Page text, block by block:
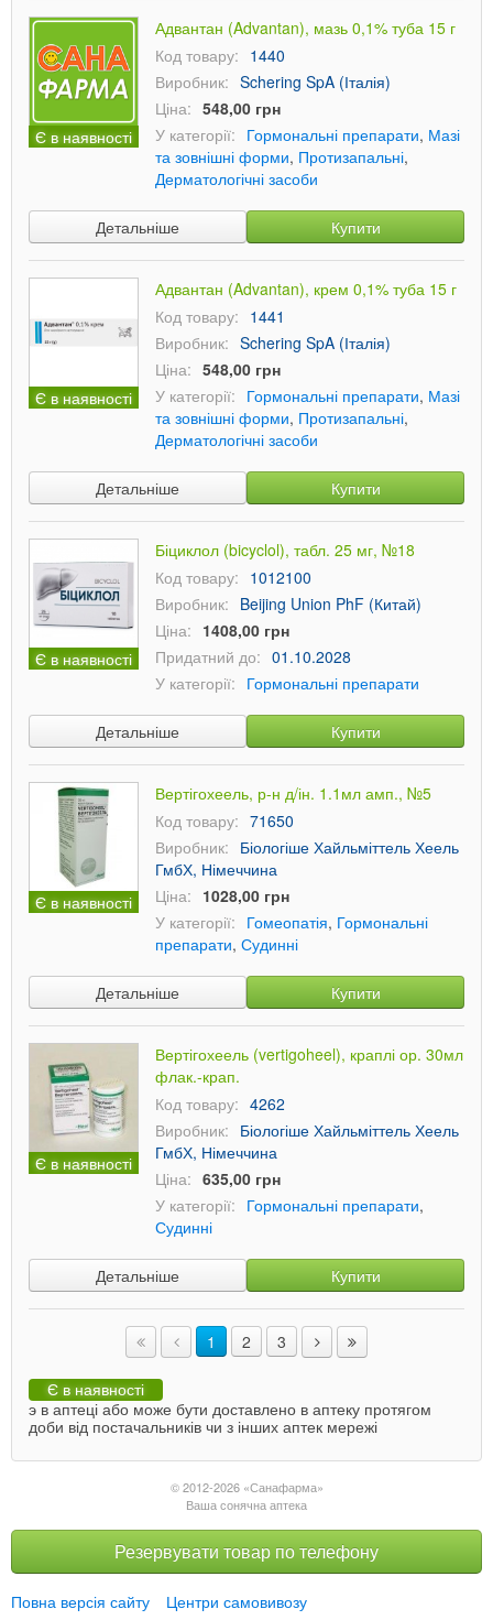
Є в наявності
Адвантан (Advantan), мазь 0,1% туба 15 г
Код товару: 1440
Виробник: Schering SpA (Італія)
Ціна: 548,00 грн
У категорії: Гормональні препарати, Мазі
та зовнішні форми, Протизапальні,
Дерматологічні засоби
Детальніше Купити
Є в наявності
Адвантан (Advantan), крем 0,1% туба 15 г
Код товару: 1441
Виробник: Schering SpA (Італія)
Ціна: 548,00 грн
У категорії: Гормональні препарати, Мазі
та зовнішні форми, Протизапальні,
Дерматологічні засоби
Детальніше Купити
Є в наявності
Біциклол (bicyclol), табл. 25 мг, №18
Код товару: 1012100
Виробник: Beijing Union PhF (Китай)
Ціна: 1408,00 грн
Придатний до: 01.10.2028
У категорії: Гормональні препарати
Детальніше Купити
Є в наявності
Вертігохеель, р-н д/ін. 1.1мл амп., №5
Код товару: 71650
Виробник: Біологіше Хайльміттель Хеель
ГмбХ, Німеччина
Ціна: 1028,00 грн
У категорії: Гомеопатія, Гормональні
препарати, Судинні
Детальніше Купити
Є в наявності
Вертігохеель (vertigoheel), краплі ор. 30мл
флак.-крап.
Код товару: 4262
Виробник: Біологіше Хайльміттель Хеель
ГмбХ, Німеччина
Ціна: 635,00 грн
У категорії: Гормональні препарати,
Судинні
Детальніше Купити
1 2 3
Є в наявності
э в аптеці або може бути доставлено в аптеку протягом
доби від постачальників чи з інших аптек мережі
© 2012-2026 «Санафарма»
Ваша сонячна аптека
Резервувати товар по телефону
Повна версія сайту Центри самовивозу